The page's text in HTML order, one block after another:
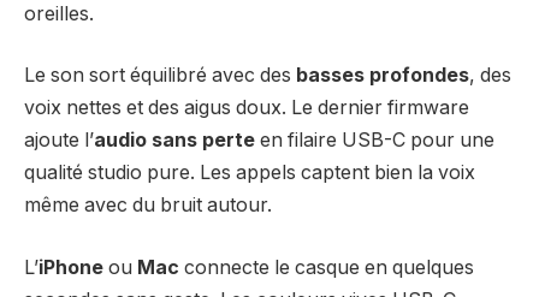
oreilles.
Le son sort équilibré avec des basses profondes, des
voix nettes et des aigus doux. Le dernier firmware
ajoute l’audio sans perte en filaire USB-C pour une
qualité studio pure. Les appels captent bien la voix
même avec du bruit autour.
L’iPhone ou Mac connecte le casque en quelques